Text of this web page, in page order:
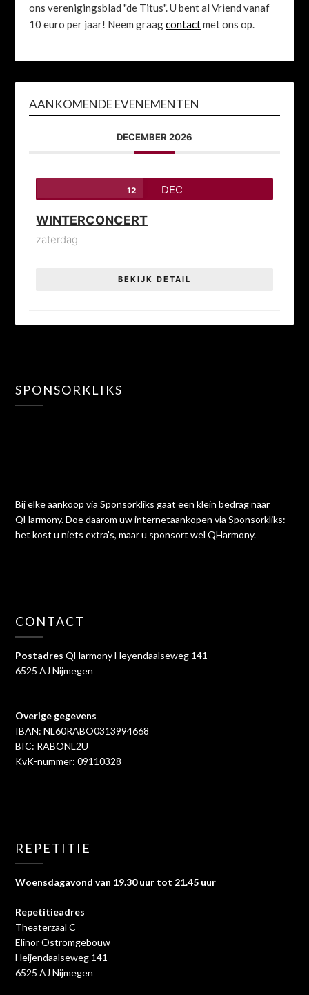
ons verenigingsblad "de Titus". U bent al Vriend vanaf
10 euro per jaar! Neem graagcontactmet ons op.
AANKOMENDE EVENEMENTEN
DECEMBER 2026
12 DEC
WINTERCONCERT
zaterdag
BEKIJK DETAIL
SPONSORKLIKS
Bij elke aankoop via Sponsorkliks gaat een klein bedrag naar
QHarmony. Doe daarom uw internetaankopen via Sponsorkliks:
het kost u niets extra's, maar u sponsort wel QHarmony.
CONTACT
Postadres QHarmony Heyendaalseweg 141
6525 AJ Nijmegen
Overige gegevens
IBAN: NL60RABO0313994668
BIC: RABONL2U
KvK-nummer: 09110328
REPETITIE
Woensdagavond van 19.30 uur tot 21.45 uur
Repetitieadres
Theaterzaal C
Elinor Ostromgebouw
Heijendaalseweg 141
6525 AJ Nijmegen